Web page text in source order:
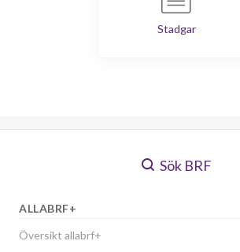
Stadgar
Sök BRF
ALLABRF+
Översikt allabrf+